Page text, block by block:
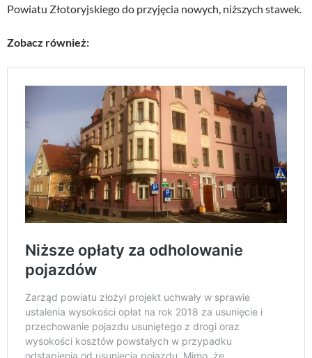
Powiatu Złotoryjskiego do przyjęcia nowych, niższych stawek.
Zobacz również: